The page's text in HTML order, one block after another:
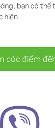
bạn có thể
hiện
các điểm